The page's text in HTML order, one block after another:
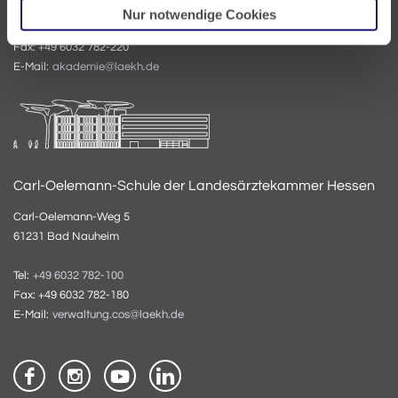
Nur notwendige Cookies
Tel:+49 6032 782-200
Fax: +49 6032 782-220
E-Mail: akademie@laekh.de
Carl-Oelemann-Schule der Landesärztekammer Hessen
Carl-Oelemann-Weg 5
61231 Bad Nauheim
Tel: +49 6032 782-100
Fax: +49 6032 782-180
E-Mail: verwaltung.cos@laekh.de